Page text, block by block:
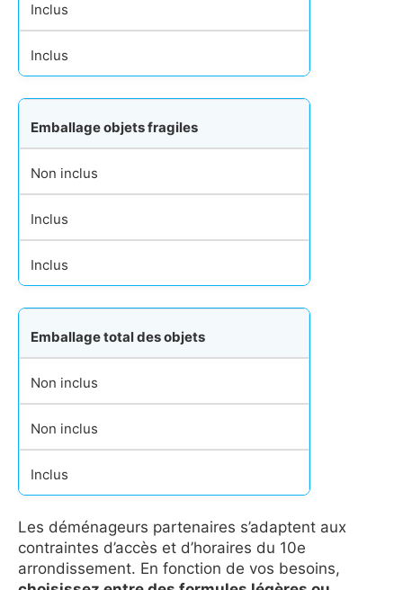
Inclus
Inclus
Emballage objets fragiles
Non inclus
Inclus
Inclus
Emballage total des objets
Non inclus
Non inclus
Inclus
Les déménageurs partenaires s’adaptent aux
contraintes d’accès et d’horaires du 10e
arrondissement. En fonction de vos besoins,